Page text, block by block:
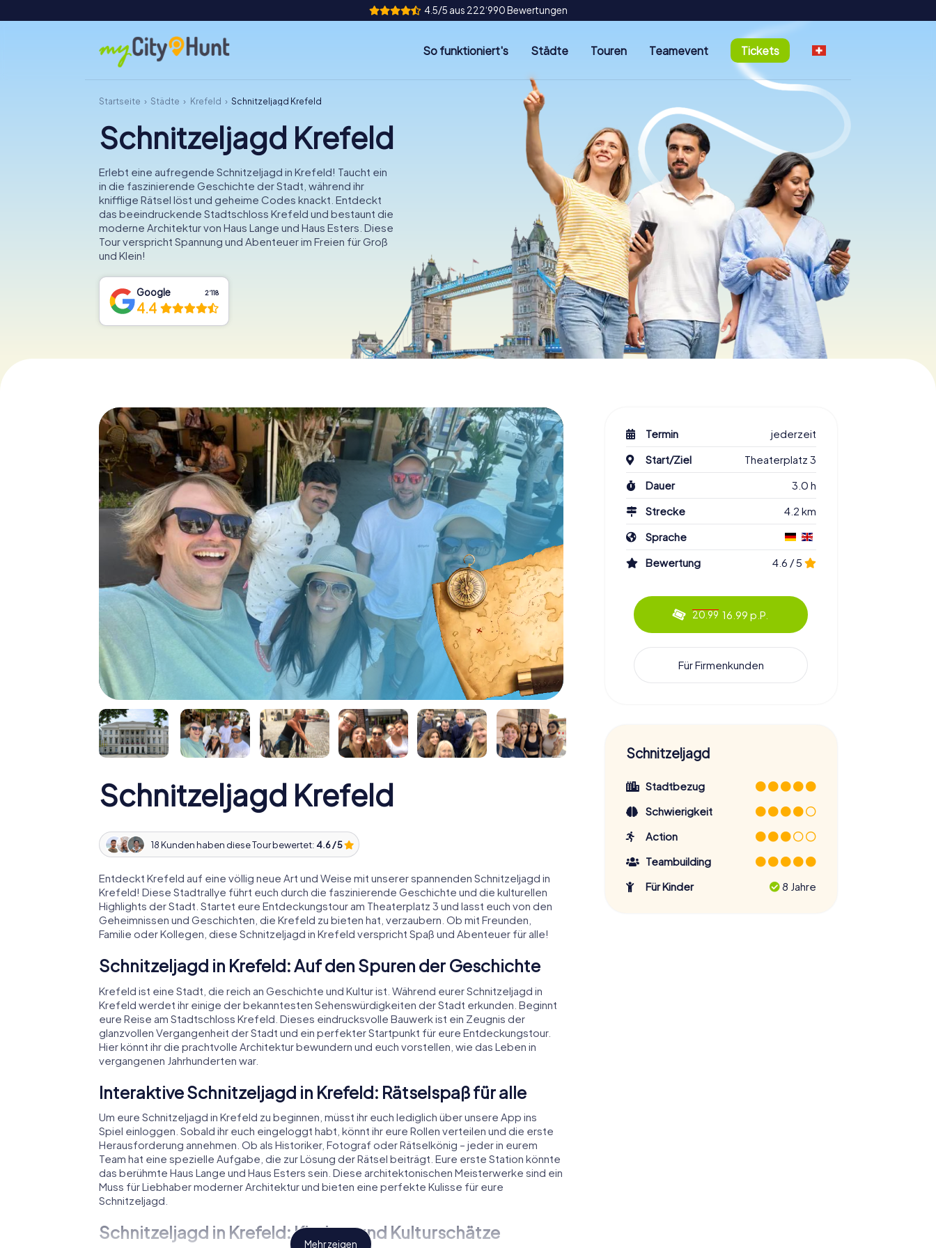
4.5/5 aus 222‘990 Bewertungen
So funktioniert's Städte Touren Teamevent Tickets
Startseite Städte Krefeld Schnitzeljagd Krefeld
Schnitzeljagd Krefeld
Erlebt eine aufregende Schnitzeljagd in Krefeld! Taucht ein
in die faszinierende Geschichte der Stadt, während ihr
knifflige Rätsel löst und geheime Codes knackt. Entdeckt
das beeindruckende Stadtschloss Krefeld und bestaunt die
moderne Architektur von Haus Lange und Haus Esters. Diese
Tour verspricht Spannung und Abenteuer im Freien für Groß
und Klein!
Google 2‘118
4.4
Schnitzeljagd Krefeld
18 Kunden haben diese Tour bewertet: 4.6 / 5
Entdeckt Krefeld auf eine völlig neue Art und Weise mit unserer spannenden Schnitzeljagd in
Krefeld! Diese Stadtrallye führt euch durch die faszinierende Geschichte und die kulturellen
Highlights der Stadt. Startet eure Entdeckungstour am Theaterplatz 3 und lasst euch von den
Geheimnissen und Geschichten, die Krefeld zu bieten hat, verzaubern. Ob mit Freunden,
Familie oder Kollegen, diese Schnitzeljagd in Krefeld verspricht Spaß und Abenteuer für alle!
Schnitzeljagd in Krefeld: Auf den Spuren der Geschichte
Krefeld ist eine Stadt, die reich an Geschichte und Kultur ist. Während eurer Schnitzeljagd in
Krefeld werdet ihr einige der bekanntesten Sehenswürdigkeiten der Stadt erkunden. Beginnt
eure Reise am Stadtschloss Krefeld. Dieses eindrucksvolle Bauwerk ist ein Zeugnis der
glanzvollen Vergangenheit der Stadt und ein perfekter Startpunkt für eure Entdeckungstour.
Hier könnt ihr die prachtvolle Architektur bewundern und euch vorstellen, wie das Leben in
vergangenen Jahrhunderten war.
Interaktive Schnitzeljagd in Krefeld: Rätselspaß für alle
Um eure Schnitzeljagd in Krefeld zu beginnen, müsst ihr euch lediglich über unsere App ins
Spiel einloggen. Sobald ihr euch eingeloggt habt, könnt ihr eure Rollen verteilen und die erste
Herausforderung annehmen. Ob als Historiker, Fotograf oder Rätselkönig – jeder in eurem
Team hat eine spezielle Aufgabe, die zur Lösung der Rätsel beiträgt. Eure erste Station könnte
das berühmte Haus Lange und Haus Esters sein. Diese architektonischen Meisterwerke sind ein
Muss für Liebhaber moderner Architektur und bieten eine perfekte Kulisse für eure
Schnitzeljagd.
Schnitzeljagd in Krefeld: Kirchen und Kulturschätze
Mehr zeigen
Termin
jederzeit
Start/Ziel
Theaterplatz 3
Dauer
3.0 h
Strecke
4.2 km
Sprache
Bewertung
4.6 / 5
20.99 16.99 p.P.
Für Firmenkunden
Schnitzeljagd
Stadtbezug
Schwierigkeit
Action
Teambuilding
Für Kinder
8 Jahre